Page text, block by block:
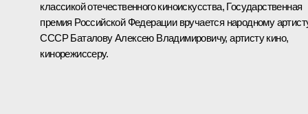
классикой отечественного киноискусства, Государственная
премия Российской Федерации вручается народному
СССР Баталову Алексею Владимировичу, артисту кино,
кинорежиссеру.